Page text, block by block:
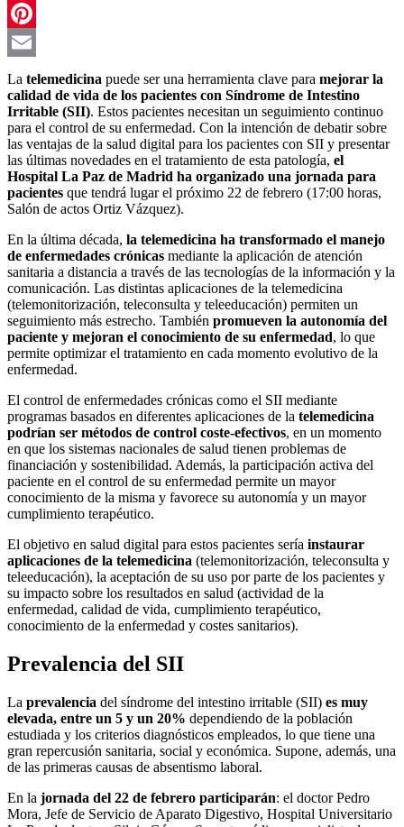
LinkedIn
Pinterest
Email
La telemedicina puede ser una herramienta clave para mejorar la
calidad de vida de los pacientes con Síndrome de Intestino
Irritable (SII). Estos pacientes necesitan un seguimiento continuo
para el control de su enfermedad. Con la intención de debatir sobre
las ventajas de la salud digital para los pacientes con SII y presentar
las últimas novedades en el tratamiento de esta patología, el
Hospital La Paz de Madrid ha organizado una jornada para
pacientes que tendrá lugar el próximo 22 de febrero (17:00 horas,
Salón de actos Ortiz Vázquez).
En la última década, la telemedicina ha transformado el manejo
de enfermedades crónicas mediante la aplicación de atención
sanitaria a distancia a través de las tecnologías de la información y la
comunicación. Las distintas aplicaciones de la telemedicina
(telemonitorización, teleconsulta y teleeducación) permiten un
seguimiento más estrecho. También promueven la autonomía del
paciente y mejoran el conocimiento de su enfermedad, lo que
permite optimizar el tratamiento en cada momento evolutivo de la
enfermedad.
El control de enfermedades crónicas como el SII mediante
programas basados en diferentes aplicaciones de la telemedicina
podrían ser métodos de control coste-efectivos, en un momento
en que los sistemas nacionales de salud tienen problemas de
financiación y sostenibilidad. Además, la participación activa del
paciente en el control de su enfermedad permite un mayor
conocimiento de la misma y favorece su autonomía y un mayor
cumplimiento terapéutico.
El objetivo en salud digital para estos pacientes sería instaurar
aplicaciones de la telemedicina (telemonitorización, teleconsulta y
teleeducación), la aceptación de su uso por parte de los pacientes y
su impacto sobre los resultados en salud (actividad de la
enfermedad, calidad de vida, cumplimiento terapéutico,
conocimiento de la enfermedad y costes sanitarios).
Prevalencia del SII
La prevalencia del síndrome del intestino irritable (SII) es muy
elevada, entre un 5 y un 20% dependiendo de la población
estudiada y los criterios diagnósticos empleados, lo que tiene una
gran repercusión sanitaria, social y económica. Supone, además, una
de las primeras causas de absentismo laboral.
En la jornada del 22 de febrero participarán: el doctor Pedro
Mora, Jefe de Servicio de Aparato Digestivo, Hospital Universitario